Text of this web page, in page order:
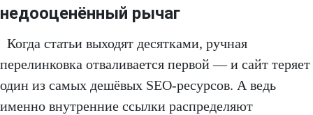
недооценённый рычаг
Когда статьи выходят десятками, ручная
перелинковка отваливается первой — и сайт теряет
один из самых дешёвых SEO-ресурсов. А ведь
именно внутренние ссылки распределяют